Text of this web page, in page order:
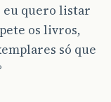
eu quero listar
os livros,
só que